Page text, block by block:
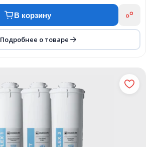
В корзину
Подробнее о товаре